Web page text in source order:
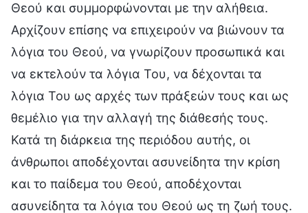
Θεού και συμμορφώνονται με την αλήθεια.
Αρχίζουν επίσης να επιχειρούν να βιώνουν τα
λόγια του Θεού, να γνωρίζουν προσωπικά και
να εκτελούν τα λόγια Του, να δέχονται τα
λόγια Του ως αρχές των πράξεών τους και ως
θεμέλιο για την αλλαγή της διάθεσής τους.
Κατά τη διάρκεια της περιόδου αυτής, οι
άνθρωποι αποδέχονται ασυνείδητα την κρίση
και το παίδεμα του Θεού, αποδέχονται
ασυνείδητα τα λόγια του Θεού ως τη ζωή τους.